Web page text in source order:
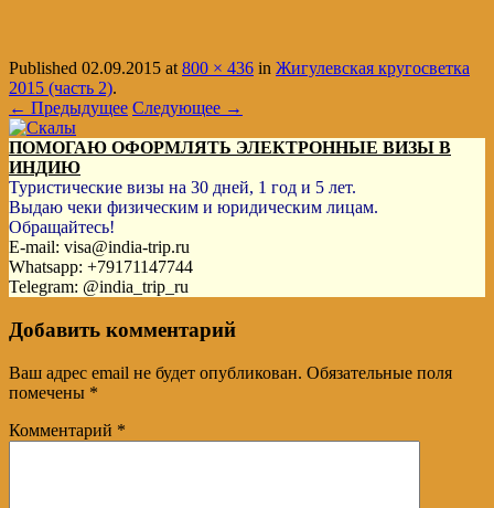
Published 02.09.2015 at800 × 436 in Жигулевская кругосветка
2015 (часть 2).
← Предыдущее Следующее →
ПОМОГАЮ ОФОРМЛЯТЬ ЭЛЕКТРОННЫЕ ВИЗЫ В
ИНДИЮ
Туристические визы на 30 дней, 1 год и 5 лет.
Выдаю чеки физическим и юридическим лицам.
Обращайтесь!
E-mail: visa@india-trip.ru
Whatsapp: +79171147744
Telegram: @india_trip_ru
Добавить комментарий
Ваш адрес email не будет опубликован. Обязательные поля
помечены *
Комментарий *